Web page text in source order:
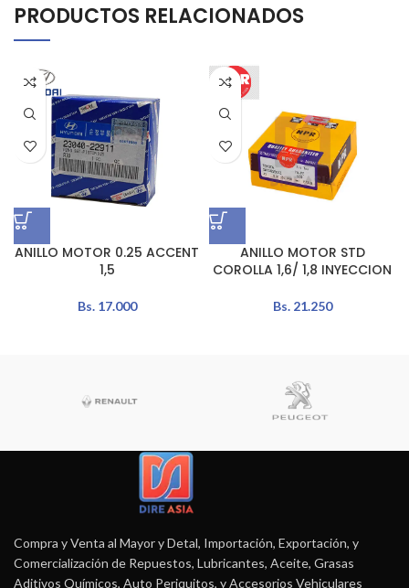
PRODUCTOS RELACIONADOS
ANILLO MOTOR 0.25 ACCENT
1,5
Bs.17.000
ANILLO MOTOR STD
COROLLA 1,6/ 1,8 INYECCION
Bs.21.250
Compra y Venta al Mayor y Detal, Importación, Exportación, y
Comercialización de Repuestos, Lubricantes, Aceite, Grasas
Aditivos Químicos, Auto Periquitos, y Accesorios Vehiculares